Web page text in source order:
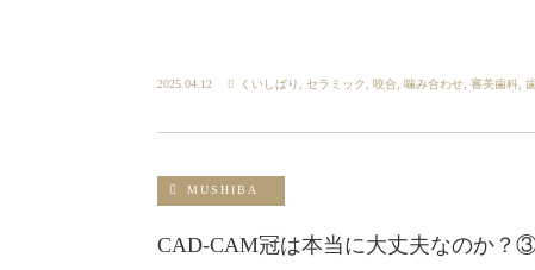
2025.04.12 くいしばり セラミック 咬合 噛み合わせ 審美歯科
MUSHIBA
CAD-CAM冠は本当に大丈夫なのか？